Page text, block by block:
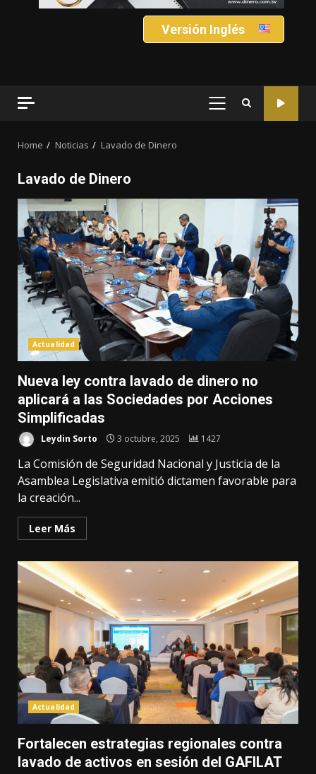
Versión Inglés
PRIMARY
Home Noticias Lavado de Dinero
Lavado de Dinero
Actualidad
Nueva ley contra lavado de dinero no
aplicará a las Sociedades por Acciones
Simplificadas
Leydin Sorto 3 octubre, 2025 1427
La Comisión de Seguridad Nacional y Justicia de la
Asamblea Legislativa emitió dictamen favorable para
la creación...
Leer Más
Actualidad
Fortalecen estrategias regionales contra
lavado de activos en sesión del GAFILAT